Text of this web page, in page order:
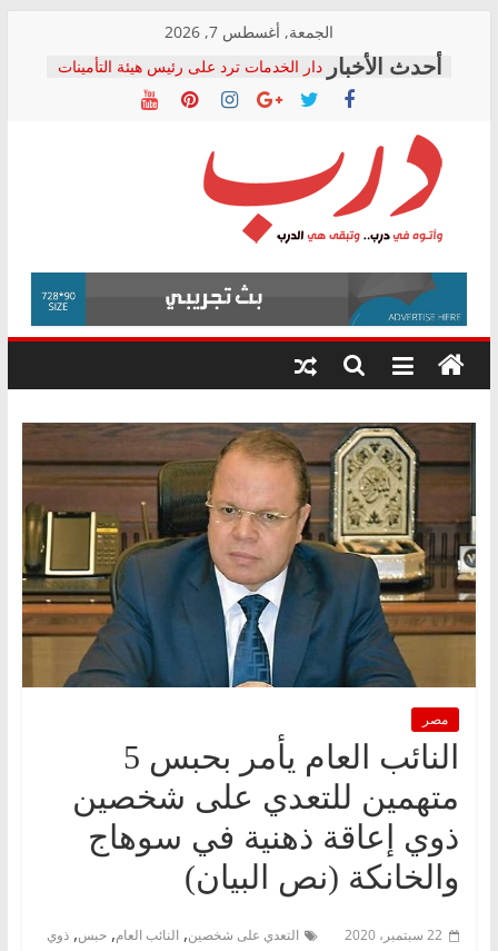
content
الجمعة, أغسطس 7, 2026
دار الخدمات ترد على رئيس هيئة التأمينات
بعد مؤتمره الصحفي: إنكار الأزمة لا ينهي
معاناة أصحاب المعاشات.. ونطالب بكشف
فرحات سليمان يكتب: القطاع الصحي إلى
أين؟
حزب التحالف الشعبي يطلق لجنة “الحق
في الصحة” بالإسكندرية لرصد الانتهاكات
ودعم المرضى
الوزاري لمدينة الصحفيين.. وانتهاء أعمال
إنشاء المبنى الإداري
المجلس القومي لحقوق الإنسان يعلن
متابعة قضية الدكتور محمد زهران.. ويؤكد:
قرينة البراءة وضمانات المحاكمة العادلة
درب
وأتوه
درب..
وتبقى
هي
مصر
النائب العام يأمر بحبس 5
متهمين للتعدي على شخصين
ذوي إعاقة ذهنية في سوهاج
والخانكة (نص البيان)
22 سبتمبر، 2020 التعدي على شخصين, النائب العام, حبس, ذوي